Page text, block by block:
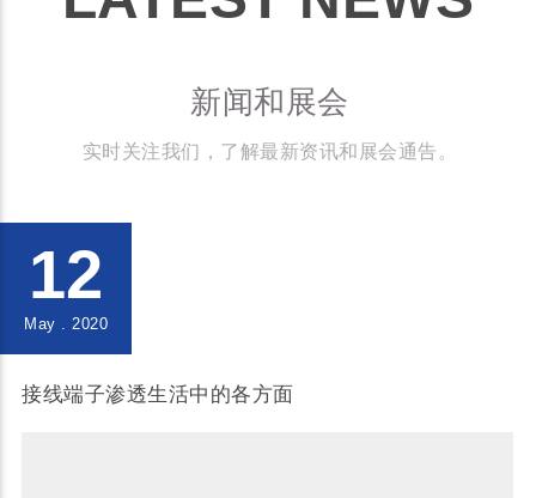
新闻和展会
实时关注我们，了解最新资讯和展会通告。
12
May . 2020
接线端子渗透生活中的各方面